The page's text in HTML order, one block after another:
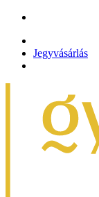
Jegyvásárlás